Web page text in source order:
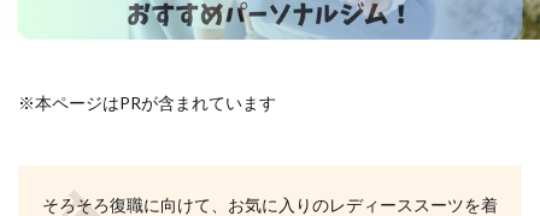
※本ページはPRが含まれています
そろそろ復職に向けて、お気に入りのレディーススーツを着